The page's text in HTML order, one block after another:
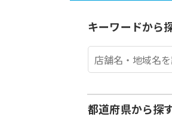
キーワードから
都道府県から探